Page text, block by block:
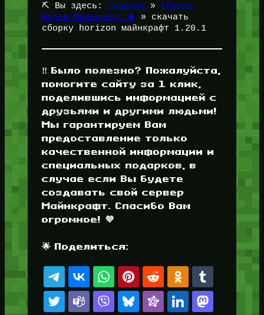
⛏️ Вы здесь: Главная » Сборки
Модов Майнкрафт 🧳
» скачать
сборку horizon майнкрафт 1.20.1
‼️ Было полезно? Пожалуйста,
помогите сайту за 1 клик,
поделившись информацией с
друзьями и другими людьми!
Мы гарантируем Вам
предоставление только
качественной информации и
специальных подарков, в
случае если Вы будете
создавать свой сервер
Майнкрафт. Спасибо Вам
огромное! 💜
🌟 Поделиться: